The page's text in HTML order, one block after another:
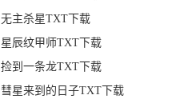
无主杀星TXT下载
星辰纹甲师TXT下载
捡到一条龙TXT下载
彗星来到的日子TXT下载